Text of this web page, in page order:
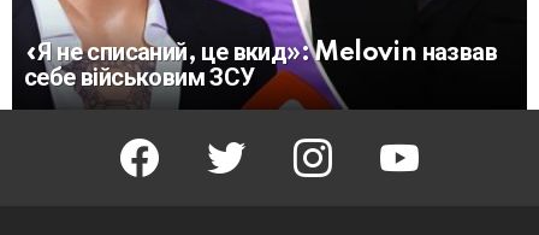
«Я не списаний, це вкид»: Melovin назвав
себе військовим ЗСУ
facebook twitter instagram youtube